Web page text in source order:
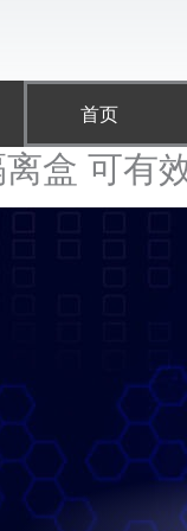
首页
盒 可有